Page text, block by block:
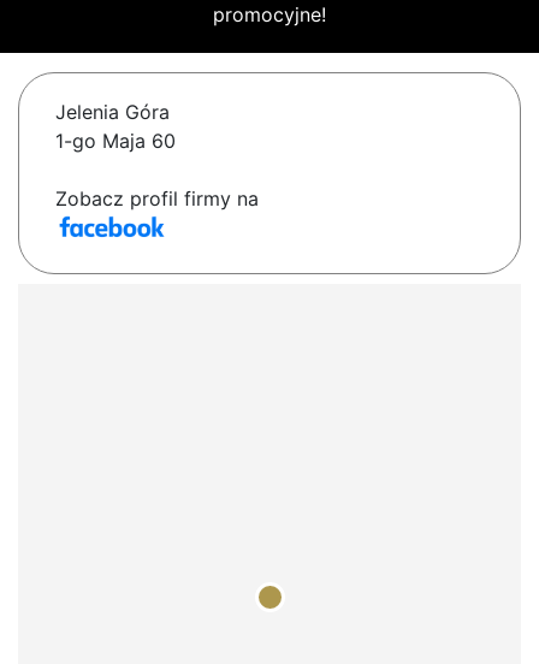
promocyjne!
Jelenia Góra
1-go Maja 60
Zobacz profil firmy na